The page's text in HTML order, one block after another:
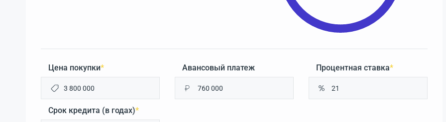
Цена покупки* Авансовый платеж
₽
Процентная ставка*
Срок кредита (в годах)*